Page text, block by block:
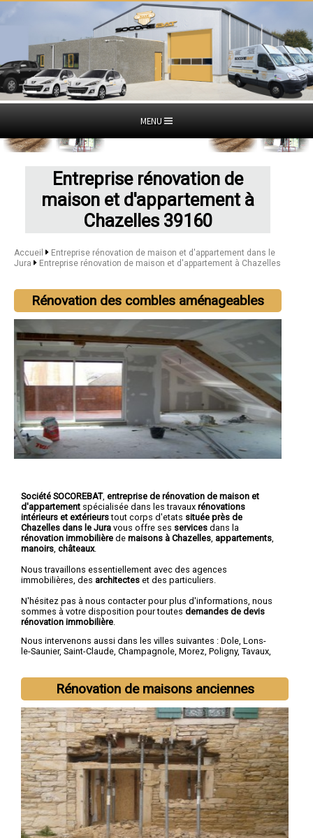
MENU
Entreprise rénovation de
maison et d'appartement à
Chazelles 39160
Accueil
Entreprise rénovation de maison et d'appartement dans le
Jura
Entreprise rénovation de maison et d'appartement à Chazelles
Rénovation des combles aménageables
Société SOCOREBAT, entreprise de rénovation de maison et
d'appartement spécialisée dans les travaux rénovations
intérieurs et extérieurstout corps d'etats située près de
Chazelles dans le Jura vous offre ses services dans la
rénovation immobilière de maisons à Chazelles appartements
manoirs châteaux.
Nous travaillons essentiellement avec des agences
immobilières, des architectes et des particuliers.
N'hésitez pas à nous contacter pour plus d'informations, nous
sommes à votre disposition pour toutes demandes de devis
rénovation immobilière
Nous intervenons aussi dans les villes suivantes : Dole, Lons-
le-Saunier, Saint-Claude, Champagnole, Morez, Poligny, Tavaux,
Rénovation de maisons anciennes